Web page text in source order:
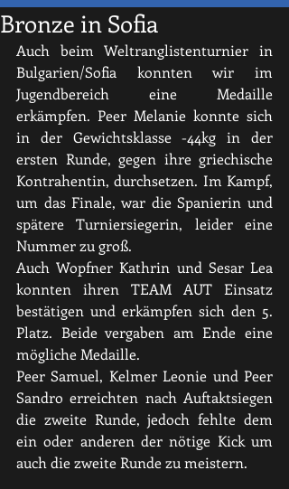
Bronze in Sofia
Auch beim Weltranglistenturnier in
Bulgarien/Sofia konnten wir im
Jugendbereich eine Medaille
erkämpfen. Peer Melanie konnte sich
in der Gewichtsklasse -44kg in der
ersten Runde, gegen ihre griechische
Kontrahentin, durchsetzen. Im Kampf,
um das Finale, war die Spanierin und
spätere Turniersiegerin, leider eine
Nummer zu groß.
Auch Wopfner Kathrin und Sesar Lea
konnten ihren TEAM AUT Einsatz
bestätigen und erkämpfen sich den 5.
Platz. Beide vergaben am Ende eine
mögliche Medaille.
Peer Samuel, Kelmer Leonie und Peer
Sandro erreichten nach Auftaktsiegen
die zweite Runde, jedoch fehlte dem
ein oder anderen der nötige Kick um
auch die zweite Runde zu meistern.